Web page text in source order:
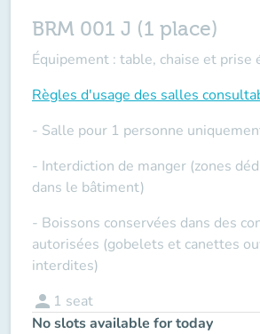
BRM 001 J (1 place)
Équipement : table, chaise et prise
Règles d'usage des salles
- Salle pour 1 personne
- Interdiction de manger (zones
dans le bâtiment)
- Boissons conservées dans des
autorisées (gobelets et canettes
interdites)
person 1 seat
No slots available for today